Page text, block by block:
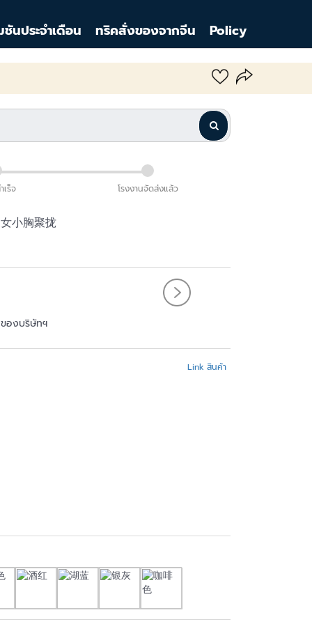
ชันประจำเดือน ทริคสั่งของจากจีน Policy
เร็จ โรงงานจัดส่งแล้ว
小胸聚拢
ของบริษัทฯ
Link สินค้า